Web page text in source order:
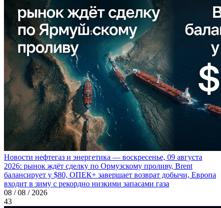
Новости нефтегаз и энергетика — воскресенье, 09 августа
2026: рынок ждёт сделку по Ормузскому проливу, Brent
балансирует у $80, ОПЕК+ завершает возврат добычи, Европа
входит в зиму с рекордно низкими запасами газа
08 / 08 / 2026
43